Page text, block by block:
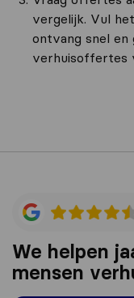
vergelijk. Vul
ontvang snel en
verhuisoffertes
We helpen
mensen